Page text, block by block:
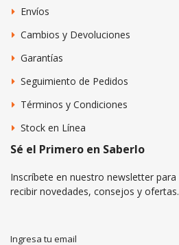
Envíos
Cambios y Devoluciones
Garantías
Seguimiento de Pedidos
Términos y Condiciones
Stock en Línea
Sé el Primero en Saberlo
Inscríbete en nuestro newsletter para
recibir novedades, consejos y ofertas.
Ingresa tu email